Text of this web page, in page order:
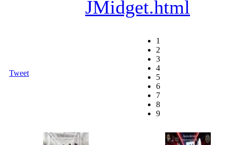
JMidget.html
Tweet
1
2
3
4
5
6
7
8
9